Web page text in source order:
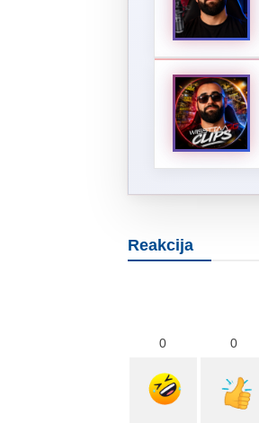
Reakcija
0 0